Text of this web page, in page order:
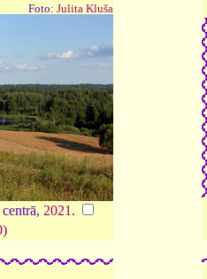
Foto: Julita Kluša
2021 .